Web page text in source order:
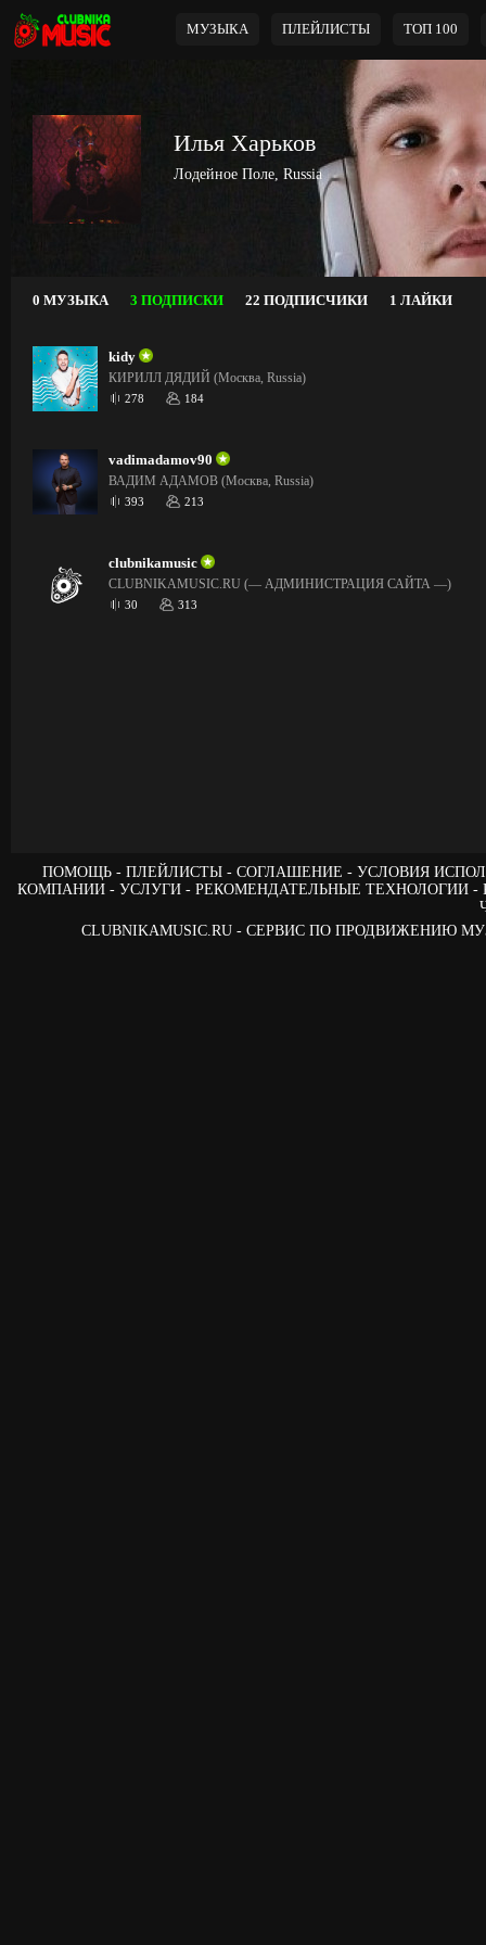
МУЗЫКА ПЛЕЙЛИСТЫ ТОП 100
Илья Харьков
Лодейное Поле, Russia
0 МУЗЫКА 3 ПОДПИСКИ 22 ПОДПИСЧИКИ 1 ЛАЙКИ
kidy
КИРИЛЛ ДЯДИЙ (Москва, Russia)
278 184
vadimadamov90
ВАДИМ АДАМОВ (Москва, Russia)
393 213
clubnikamusic
CLUBNIKAMUSIC.RU (— АДМИНИСТРАЦИЯ САЙТА —)
30 313
ПОМОЩЬ ПЛЕЙЛИСТЫ СОГЛАШЕНИЕ
УСЛОВИЯ
КОМПАНИИ
УСЛУГИ РЕКОМЕНДАТЕЛЬНЫЕ ТЕХНОЛОГИИ
CLUBNIKAMUSIC.RU - СЕРВИС ПО ПРОДВИЖЕНИЮ